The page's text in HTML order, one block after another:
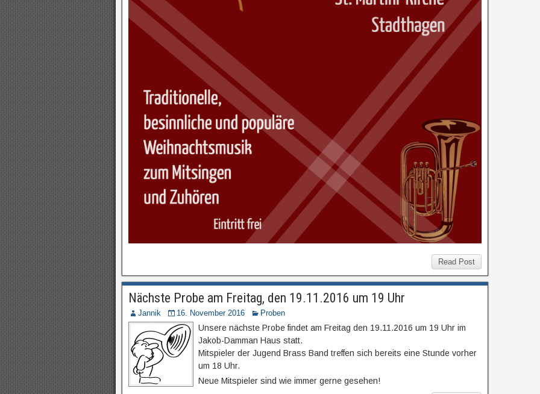
Read Post
Nächste Probe am Freitag, den 19.11.2016 um 19 Uhr
Jannik 16. November 2016 Proben
Unsere nächste Probe findet am Freitag den 19.11.2016 um 19 Uhr im
Jakob-Damman Haus statt.
Mitspieler der Jugend Brass Band treffen sich bereits eine Stunde vorher
um 18 Uhr.
Neue Mitspieler sind wie immer gerne gesehen!